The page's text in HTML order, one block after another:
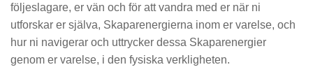
följeslagare, er vän och för att vandra med er när ni
utforskar er själva, Skaparenergierna inom er varelse, och
hur ni navigerar och uttrycker dessa Skaparenergier
genom er varelse, i den fysiska verkligheten.